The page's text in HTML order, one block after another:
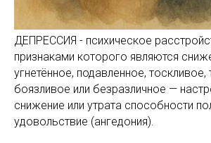
ДЕПРЕССИЯ - психическое
признаками которого являются
угнетённое, подавленное,
боязливое или безразличное —
снижение или утрата способности
удовольствие (ангедония).